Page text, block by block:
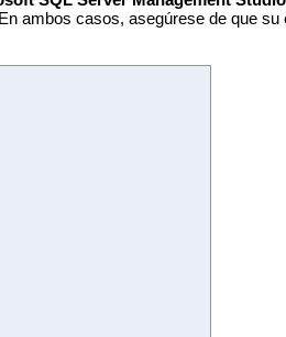
ambos casos, asegúrese de que